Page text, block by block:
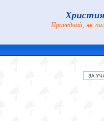
Праведний, як